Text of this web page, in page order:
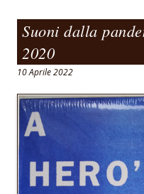
o
o
k
A
p
Suoni dalla
2020
10 Aprile 2022